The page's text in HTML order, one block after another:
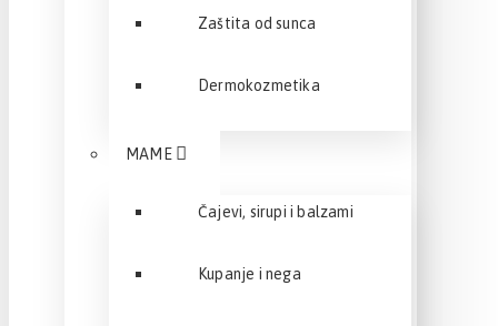
Zaštita od sunca
Dermokozmetika
MAME
Čajevi, sirupi i balzami
Kupanje i nega